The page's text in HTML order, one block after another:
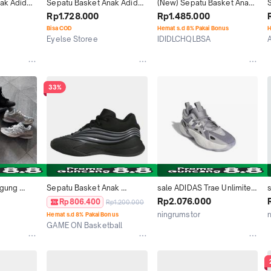
Adidas
Sepatu Basket Anak Adidas
Trae Unlimited 2 J Ig6692
Co
Rp1.728.000
Bisa COD
Eyelse Storee
(New) Sepatu Basket Anak
Adidas Deep Threat
Primeblue J 'Black Vivid
Red' Gz0096
Rp1.485.000
Hemat s.d 8% Pakai Bonus
IDIDLCHQLBSA
adidas
33%
Sepatu Basket Anak
ADIDAS Dame 10 Jr Core
Black JP8638
Rp806.400 Rp1.200.000
Hemat s.d 8% Pakai Bonus
GAME ON Basketball
sale ADIDAS Trae Unlimited
2 J - Sepatu Basket Anak
IG6692
Rp2.076.000
ningrumstor